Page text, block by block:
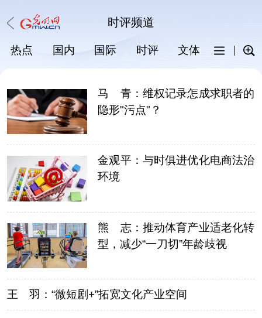
时评频道
热点 国内 国际 时评 文体 科普
马 青：维权记录怎成求职者的
隐形"污点"？
金观平：与时俱进优化电商法治
环境
熊 志：推动体育产业适老化转
型，减少“一刀切”年龄歧视
王 羽：“微短剧+”拓宽文化产业空间